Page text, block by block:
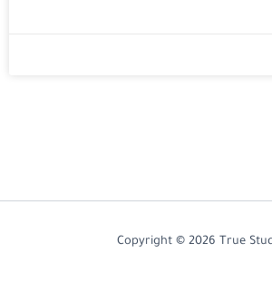
Copyright © 2026 True